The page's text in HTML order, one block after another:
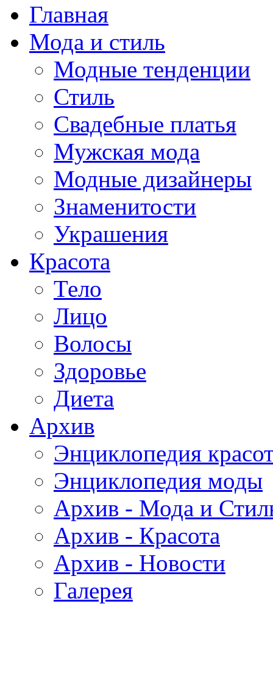
Главная
Мода и стиль
Модные тенденции
Стиль
Свадебные платья
Мужская мода
Модные дизайнеры
Знаменитости
Украшения
Красота
Тело
Лицо
Волосы
Здоровье
Диета
Архив
Энциклопедия
Энциклопедия моды
Архив - Мода и
Архив - Красота
Архив - Новости
Галерея